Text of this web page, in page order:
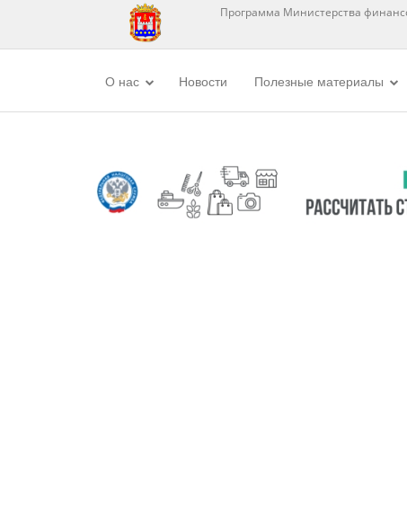
Программа Министерства
О нас Новости Полезные материалы